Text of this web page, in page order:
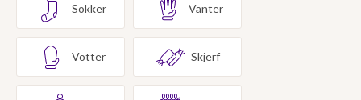
Sokker Vanter
Votter Skjerf